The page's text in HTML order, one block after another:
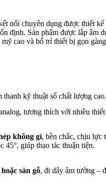
nối chuyên dụng được thiết
định. Sản phẩm được lắp âm
cao và bố trí thiết bị gọn
thanh kỹ thuật số chất lượng cao.
tương thích với nhiều
không gỉ, bền chắc, chịu lực
45°, giúp thao tác thuận tiện.
sàn gỗ, đi dây âm tường –